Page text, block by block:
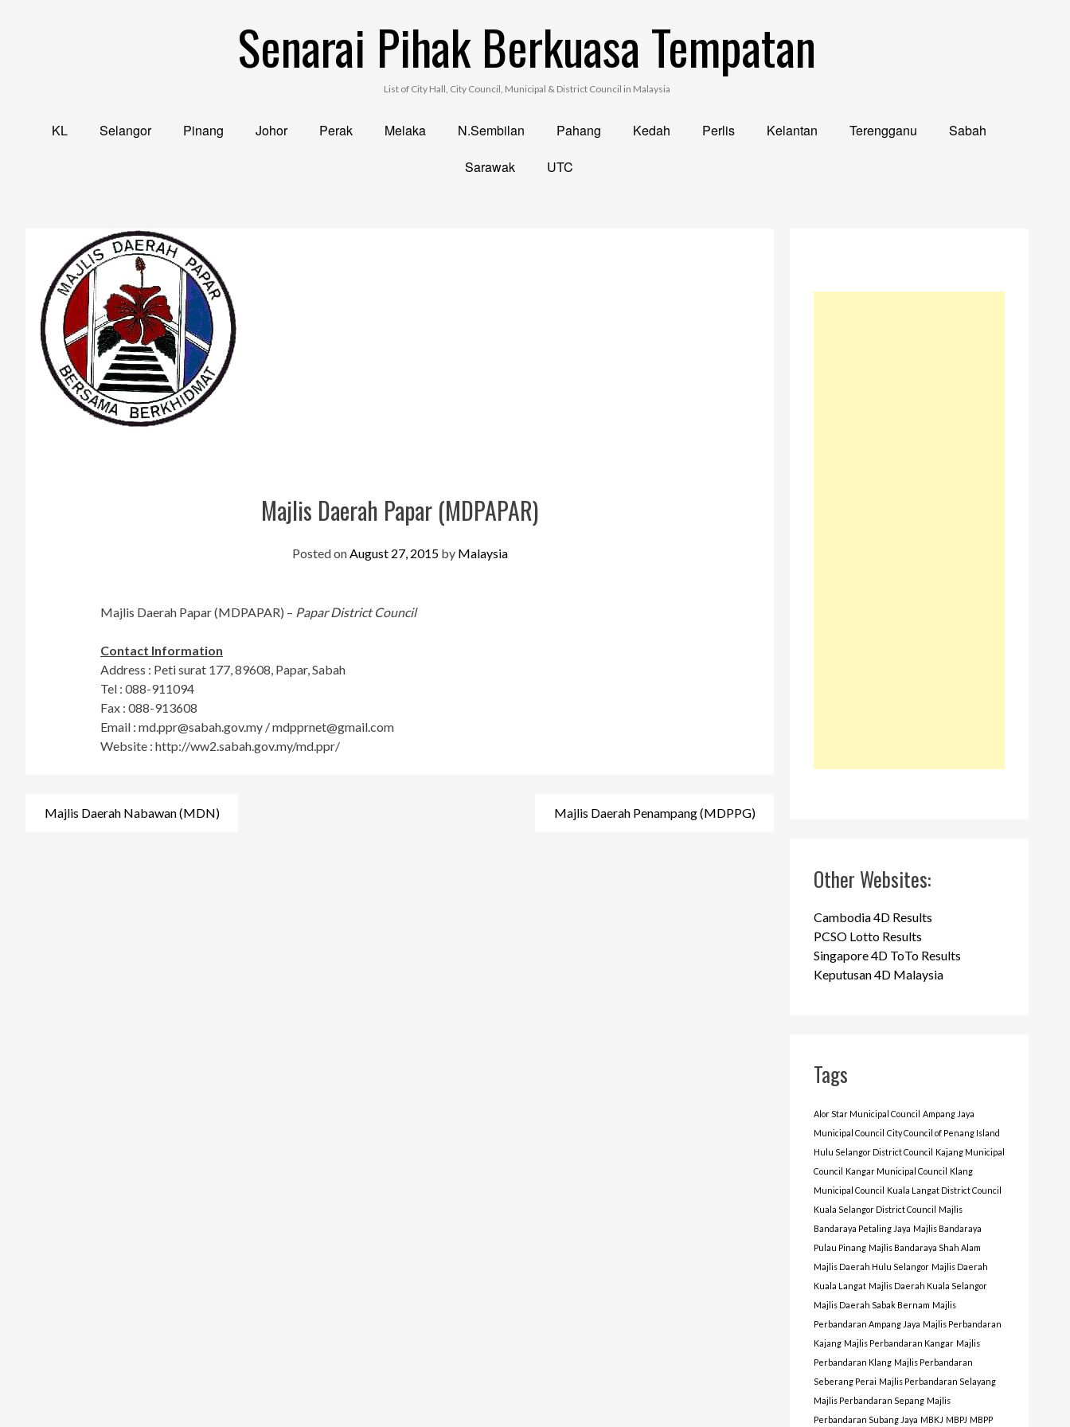
Senarai Pihak Berkuasa Tempatan
List of City Hall, City Council, Municipal & District Council in Malaysia
KL Selangor Pinang Johor Perak Melaka N.Sembilan Pahang Kedah Perlis Kelantan Terengganu
Sabah
Sarawak
UTC
Majlis Daerah Papar (MDPAPAR)
Posted onAugust 27, 2015by Malaysia
Majlis Daerah Papar (MDPAPAR) – Papar District Council
Contact Information
Address : Peti surat 177, 89608, Papar, Sabah
Tel : 088-911094
Fax : 088-913608
Email : md.ppr@sabah.gov.my /mdpprnet@gmail.com
Website : http://ww2.sabah.gov.my/md.ppr/
Post
navigation
Majlis Daerah Nabawan (MDN) Majlis Daerah Penampang (MDPPG)
Other Websites:
Cambodia 4D Results
PCSO Lotto Results
Singapore 4D ToTo Results
Keputusan 4D Malaysia
Tags
Alor Star Municipal Council Ampang Jaya
Municipal Council City Council of Penang Island
Hulu Selangor District Council
Kajang Municipal
Council
Kangar Municipal Council
Klang
Municipal Council
Kuala Langat District Council
Kuala Selangor District Council
Majlis
Bandaraya Petaling Jaya Majlis Bandaraya
Pulau Pinang Majlis Bandaraya Shah Alam
Majlis Daerah Hulu Selangor Majlis Daerah
Kuala Langat Majlis Daerah Kuala Selangor
Majlis Daerah Sabak Bernam Majlis
Perbandaran Ampang Jaya Majlis Perbandaran
Kajang Majlis Perbandaran Kangar Majlis
Perbandaran Klang Majlis Perbandaran
Seberang Perai Majlis Perbandaran Selayang
Majlis Perbandaran Sepang Majlis
Perbandaran Subang Jaya MBKJ MBPJ MBPP